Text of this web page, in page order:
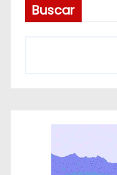
Buscar